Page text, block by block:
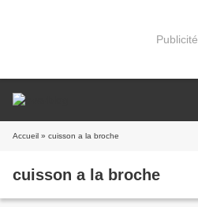
Publicité
Accueil » cuisson a la broche
cuisson a la broche